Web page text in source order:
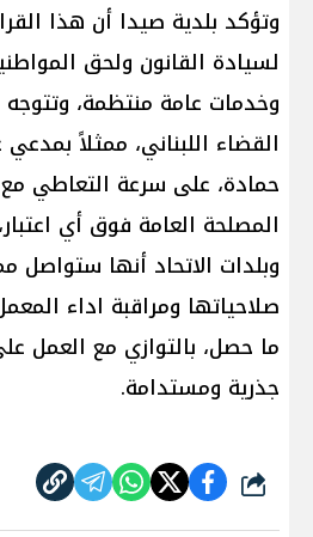
وتؤكد بلدية صيدا أن هذا
لسيادة القانون ولحق
وخدمات عامة منتظمة، وتتوجه
القضاء اللبناني، ممثلاً
حمادة، على سرعة التعاطي
المصلحة العامة فوق أي
وبلدات الاتحاد أنها ستواصل
صلاحياتها ومراقبة اداء
ما حصل، بالتوازي مع العمل
جذرية ومستدامة.
شارك